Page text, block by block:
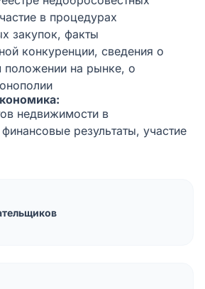
в процедурах
закупок, факты
конкуренции, сведения о
на рынке, о
недвижимости в
результаты, участие